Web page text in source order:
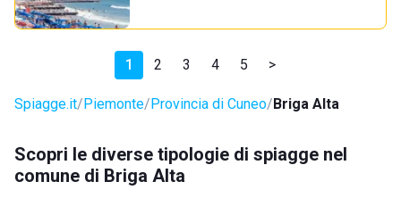
1 2 3 4 5 >
Spiagge.it Piemonte Provincia di Cuneo Briga Alta
Scopri le diverse tipologie di spiagge nel
comune di Briga Alta